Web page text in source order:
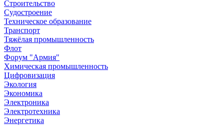
Строительство
Судостроение
Техническое образование
Транспорт
Тяжёлая промышленность
Флот
Форум "Армия"
Химическая промышленность
Цифровизация
Экология
Экономика
Электроника
Электротехника
Энергетика